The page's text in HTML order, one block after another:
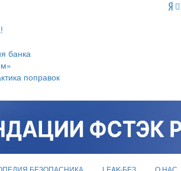
банка
поправок
БЕЗОПАСНИКА LEAK-БЕЗ О НАС